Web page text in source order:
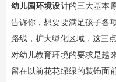
幼儿园环境设计的三大基本
告诉你，想要要满足孩子各
路线，扩大绿化区域，这三
对幼儿教育环境的要求是越
留在以前花花绿绿的装饰面